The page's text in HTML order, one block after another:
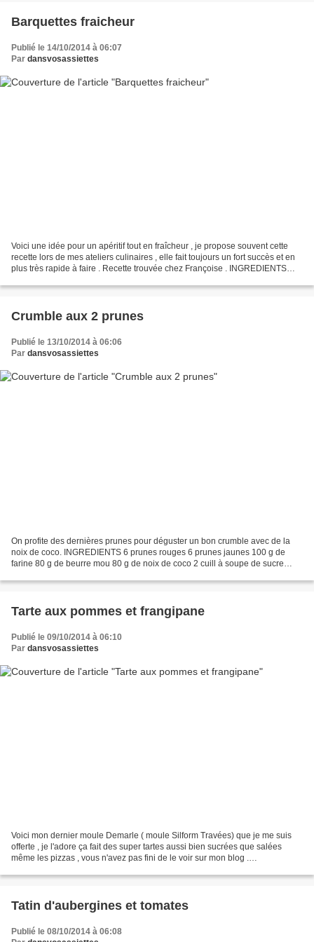
Barquettes fraicheur
Publié le 14/10/2014 à 06:07
Par dansvosassiettes
Voici une idée pour un apéritif tout en fraîcheur , je propose souvent cette
recette lors de mes ateliers culinaires , elle fait toujours un fort succès et en
plus très rapide à faire . Recette trouvée chez Françoise . INGREDIENTS
Crumble aux 2 prunes
Publié le 13/10/2014 à 06:06
Par dansvosassiettes
On profite des dernières prunes pour déguster un bon crumble avec de la
noix de coco. INGREDIENTS 6 prunes rouges 6 prunes jaunes 100 g de
farine 80 g de beurre mou 80 g de noix de coco 2 cuill à soupe de sucre
Tarte aux pommes et frangipane
Publié le 09/10/2014 à 06:10
Par dansvosassiettes
Voici mon dernier moule Demarle ( moule Silform Travées) que je me suis
offerte , je l'adore ça fait des super tartes aussi bien sucrées que salées
même les pizzas , vous n'avez pas fini de le voir sur mon blog .
Tatin d'aubergines et tomates
Publié le 08/10/2014 à 06:08